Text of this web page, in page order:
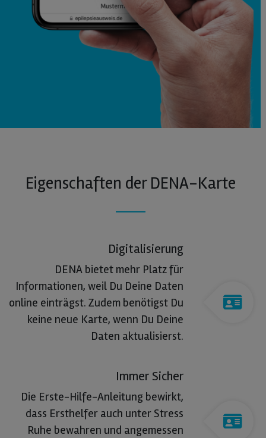
Eigenschaften der DENA-Karte
Digitalisierung
DENA bietet mehr Platz für
Informationen, weil Du Deine Daten
online einträgst. Zudem benötigst Du
keine neue Karte, wenn Du Deine
Daten aktualisierst.
Immer Sicher
Die Erste-Hilfe-Anleitung bewirkt,
dass Ersthelfer auch unter Stress
Ruhe bewahren und angemessen